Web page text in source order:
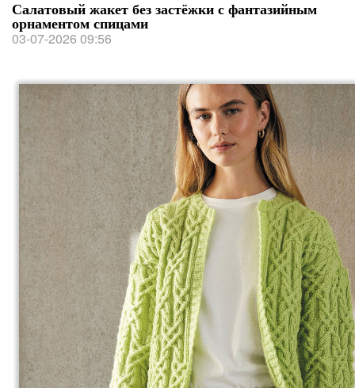
Салатовый жакет без застёжки с фантазийным
орнаментом спицами
03-07-2026 09:56